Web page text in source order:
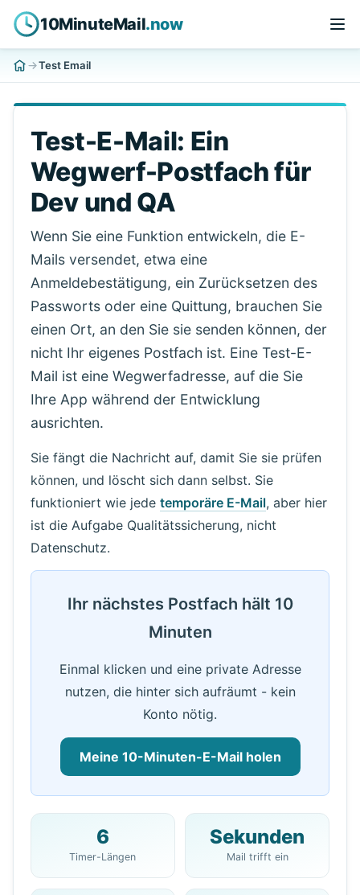
10MinuteMail.now
Test Email
Test-E-Mail: Ein
Wegwerf-Postfach für
Dev und QA
Wenn Sie eine Funktion entwickeln, die E-
Mails versendet, etwa eine
Anmeldebestätigung, ein Zurücksetzen des
Passworts oder eine Quittung, brauchen Sie
einen Ort, an den Sie sie senden können, der
nicht Ihr eigenes Postfach ist. Eine Test-E-
Mail ist eine Wegwerfadresse, auf die Sie
Ihre App während der Entwicklung
ausrichten.
Sie fängt die Nachricht auf, damit Sie sie prüfen
können, und löscht sich dann selbst. Sie
funktioniert wie jede temporäre E-Mail, aber hier
ist die Aufgabe Qualitätssicherung, nicht
Datenschutz.
Ihr nächstes Postfach hält 10
Minuten
Einmal klicken und eine private Adresse
nutzen, die hinter sich aufräumt - kein
Konto nötig.
Meine 10-Minuten-E-Mail holen
Ihre 10-Minuten-Mail-
Adresse:
6
Timer-Längen
Sekunden
Mail trifft ein